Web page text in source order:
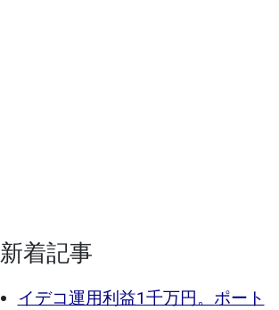
新着記事
イデコ運用利益1千万円。ポート